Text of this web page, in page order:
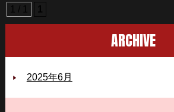
1 / 1
ARCHIVE
2025年6月